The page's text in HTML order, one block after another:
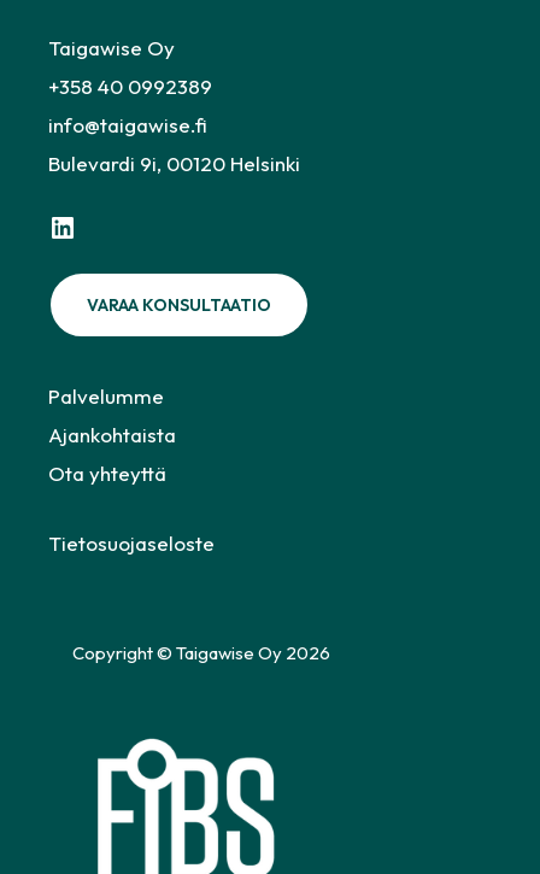
Taigawise Oy
+358 40 0992389
info@taigawise.fi
Bulevardi 9i, 00120 Helsinki
LinkedIn
VARAA KONSULTAATIO
Palvelumme
Ajankohtaista
Ota yhteyttä
Tietosuojaseloste
Copyright © Taigawise Oy 2026